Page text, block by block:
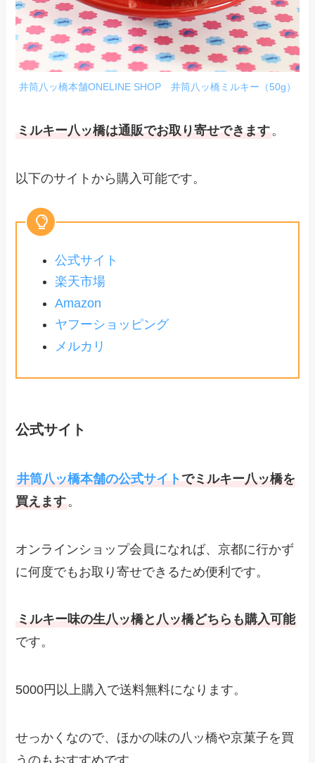
井筒八ッ橋本舗ONELINE SHOP 井筒八ッ橋ミルキー（50g）
ミルキー八ッ橋は通販でお取り寄せできます。
以下のサイトから購入可能です。
公式サイト
楽天市場
Amazon
ヤフーショッピング
メルカリ
公式サイト
井筒八ッ橋本舗の公式サイト でミルキー八ッ橋を
買えます 。
オンラインショップ会員になれば、京都に行かず
に何度でもお取り寄せできるため便利です。
ミルキー味の生八ッ橋と八ッ橋どちらも購入可能
です。
5000円以上購入で送料無料になります。
せっかくなので、ほかの味の八ッ橋や京菓子を買